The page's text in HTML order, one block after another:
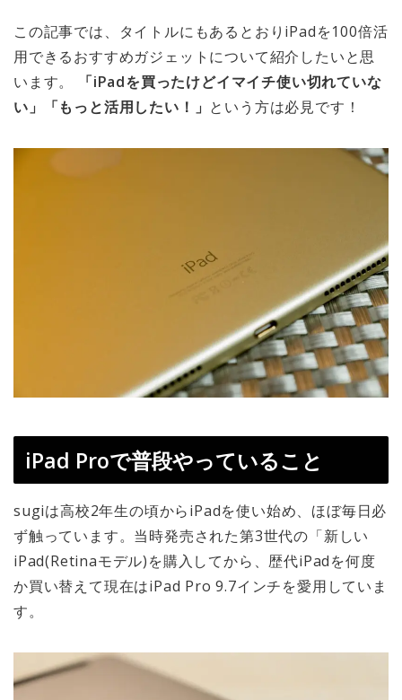
この記事では、タイトルにもあるとおりiPadを100倍活
用できるおすすめガジェットについて紹介したいと思
います。
「iPadを買ったけどイマイチ使い切れていな
い」「もっと活用したい！」 という方は必見です！
iPad Proで普段やっていること
sugiは高校2年生の頃からiPadを使い始め、ほぼ毎日必
ず触っています。当時発売された第3世代の「新しい
iPad(Retinaモデル)を購入してから、歴代iPadを何度
か買い替えて現在はiPad Pro 9.7インチを愛用していま
す。